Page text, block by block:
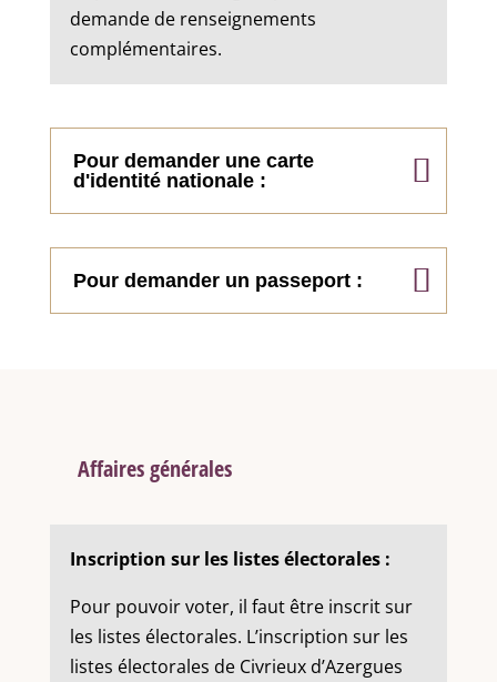
demande de renseignements
complémentaires.
Pour demander une carte
d'identité nationale :
Pour demander un passeport :
Affaires générales
Inscription sur les listes électorales :
Pour pouvoir voter, il faut être inscrit sur
les listes électorales. L’inscription sur les
listes électorales de Civrieux d’Azergues